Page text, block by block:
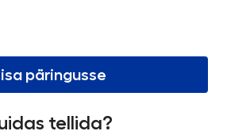
päringusse
tellida?